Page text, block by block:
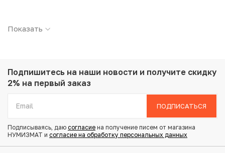
Страна: СССР
Вес: 5 г
Диаметр: 25 мм
Купить 5 копеек 1971 года по привлекательной цене
можно в нашем интернет-магазине — Вам достаточно
оформить заказ на сайте. Все монеты, представленные
Показать
Подпишитесь на наши новости и получите скидку
2% на первый заказ
ПОДПИСАТЬСЯ
Подписываясь, даю согласие на получение писем от магазина
НУМИЗМАТ и согласие на обработку персональных данных